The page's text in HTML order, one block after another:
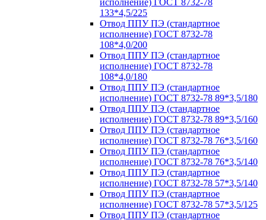
исполнение) ГОСТ 8732-78
133*4,5/225
Отвод ППУ ПЭ (стандартное
исполнение) ГОСТ 8732-78
108*4,0/200
Отвод ППУ ПЭ (стандартное
исполнение) ГОСТ 8732-78
108*4,0/180
Отвод ППУ ПЭ (стандартное
исполнение) ГОСТ 8732-78 89*3,5/180
Отвод ППУ ПЭ (стандартное
исполнение) ГОСТ 8732-78 89*3,5/160
Отвод ППУ ПЭ (стандартное
исполнение) ГОСТ 8732-78 76*3,5/160
Отвод ППУ ПЭ (стандартное
исполнение) ГОСТ 8732-78 76*3,5/140
Отвод ППУ ПЭ (стандартное
исполнение) ГОСТ 8732-78 57*3,5/140
Отвод ППУ ПЭ (стандартное
исполнение) ГОСТ 8732-78 57*3,5/125
Отвод ППУ ПЭ (стандартное